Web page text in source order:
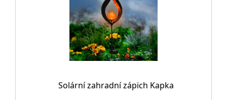
Solární zahradní zápich Kapka